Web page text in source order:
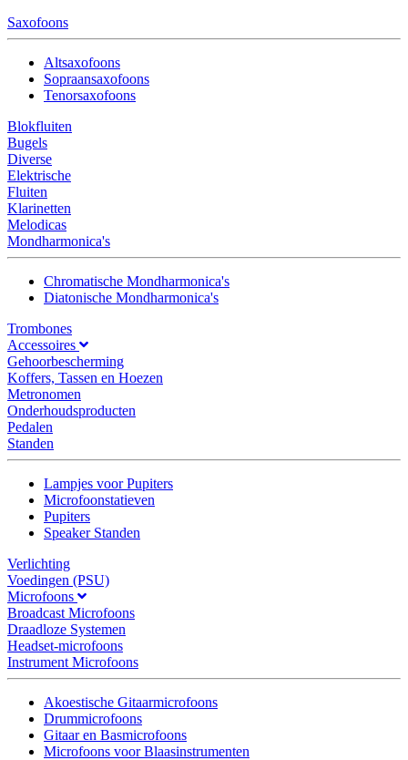
Saxofoons
Altsaxofoons
Sopraansaxofoons
Tenorsaxofoons
Blokfluiten
Bugels
Diverse
Elektrische
Fluiten
Klarinetten
Melodicas
Mondharmonica's
Chromatische Mondharmonica's
Diatonische Mondharmonica's
Trombones
Accessoires
Gehoorbescherming
Koffers, Tassen en Hoezen
Metronomen
Onderhoudsproducten
Pedalen
Standen
Lampjes voor Pupiters
Microfoonstatieven
Pupiters
Speaker Standen
Verlichting
Voedingen (PSU)
Microfoons
Broadcast Microfoons
Draadloze Systemen
Headset-microfoons
Instrument Microfoons
Akoestische Gitaarmicrofoons
Drummicrofoons
Gitaar en Basmicrofoons
Microfoons voor Blaasinstrumenten